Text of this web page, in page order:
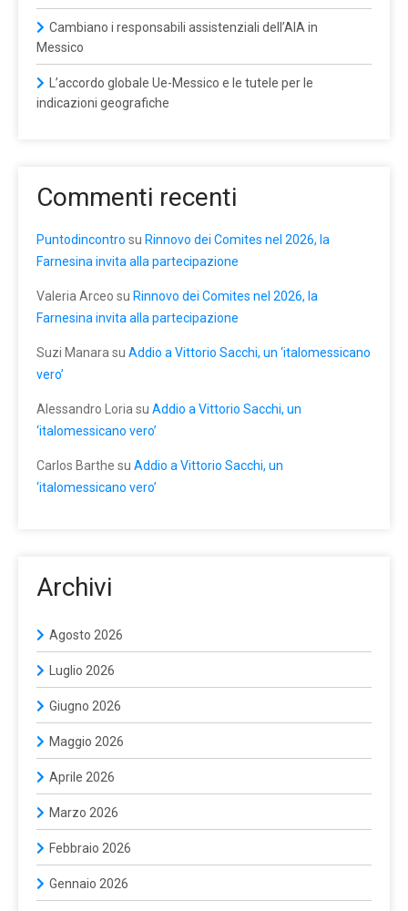
Cambiano i responsabili assistenziali dell’AIA in
Messico
L’accordo globale Ue-Messico e le tutele per le
indicazioni geografiche
Commenti recenti
Puntodincontro su Rinnovo dei Comites nel 2026, la
Farnesina invita alla partecipazione
Valeria Arceo su Rinnovo dei Comites nel 2026, la
Farnesina invita alla partecipazione
Suzi Manara su Addio a Vittorio Sacchi, un ‘italomessicano
vero’
Alessandro Loria su Addio a Vittorio Sacchi, un
‘italomessicano vero’
Carlos Barthe su Addio a Vittorio Sacchi, un
‘italomessicano vero’
Archivi
Agosto 2026
Luglio 2026
Giugno 2026
Maggio 2026
Aprile 2026
Marzo 2026
Febbraio 2026
Gennaio 2026